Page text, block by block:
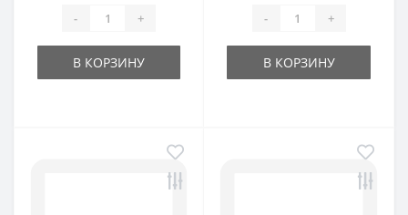
- +
В КОРЗИНУ
- +
В КОРЗИНУ